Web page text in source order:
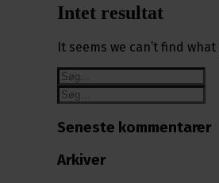
Intet resultat
It seems we can’t find
Seneste kommentarer
Arkiver